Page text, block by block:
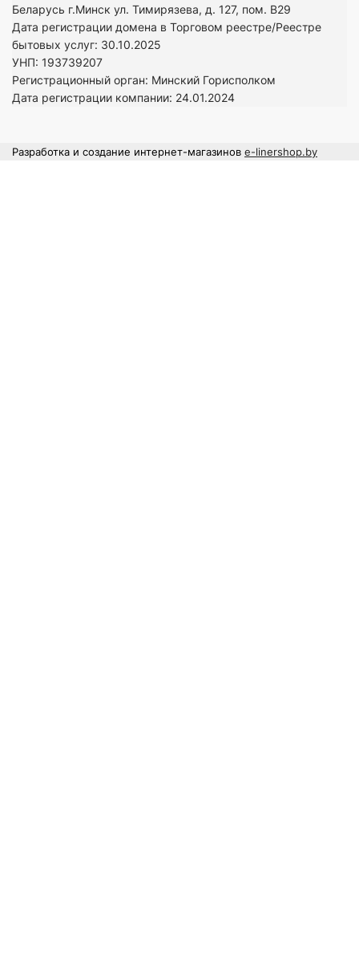
Беларусь г.Минск ул. Тимирязева, д. 127, пом. В29
Дата регистрации домена в Торговом реестре/Реестре
бытовых услуг: 30.10.2025
УНП: 193739207
Регистрационный орган: Минский Горисполком
Дата регистрации компании: 24.01.2024
Разработка и создание интернет-магазинов e-linershop.by